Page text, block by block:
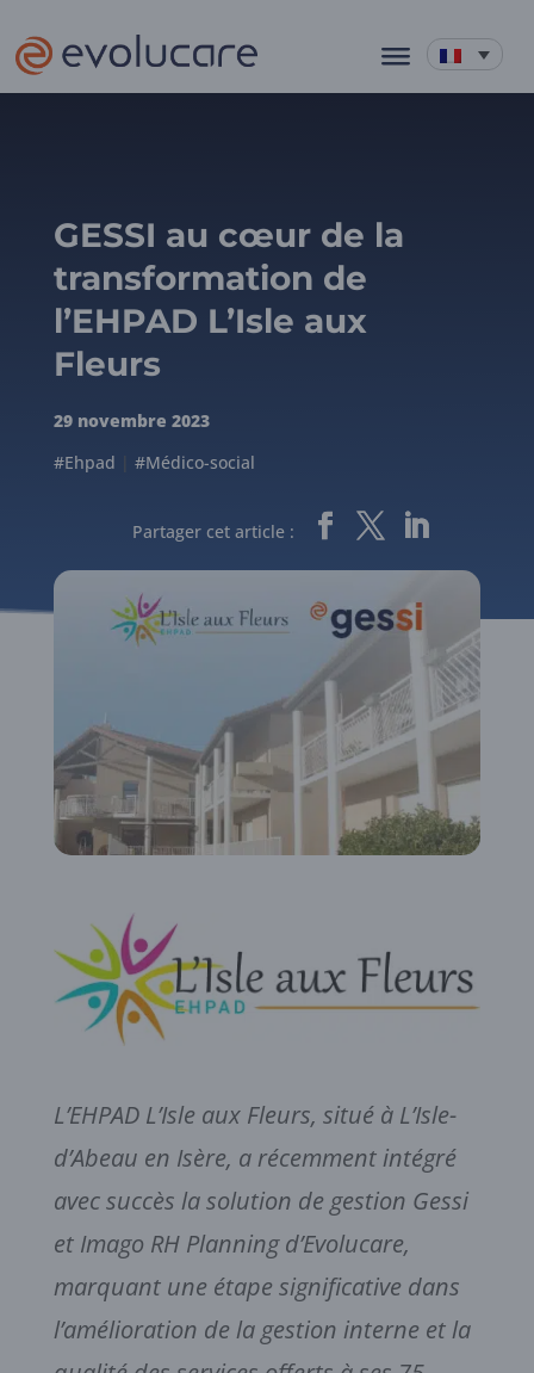
GESSI au cœur de la
transformation de
l’EHPAD L’Isle aux
Fleurs
29 novembre 2023
#Ehpad
#Médico-social
Partager cet article :
L’EHPAD L’Isle aux Fleurs, situé à L’Isle-
d’Abeau en Isère, a récemment intégré
avec succès la solution de gestion Gessi
et Imago RH Planning d’Evolucare,
marquant une étape significative dans
l’amélioration de la gestion interne et la